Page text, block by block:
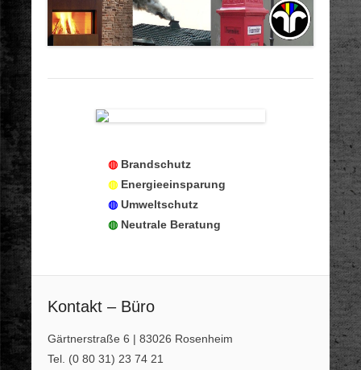
◍ Brandschutz
◍ Energieeinsparung
◍ Umweltschutz
◍ Neutrale Beratung
Kontakt – Büro
Gärtnerstraße 6 | 83026 Rosenheim
Tel. (0 80 31) 23 74 21